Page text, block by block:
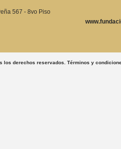
567 - 8vo Piso
los derechos reservados. Términos y